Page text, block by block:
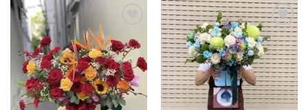
wishlist
Add to
wishlist